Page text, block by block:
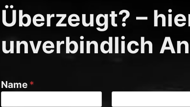
Überzeugt? –
unverbindlich
Name *